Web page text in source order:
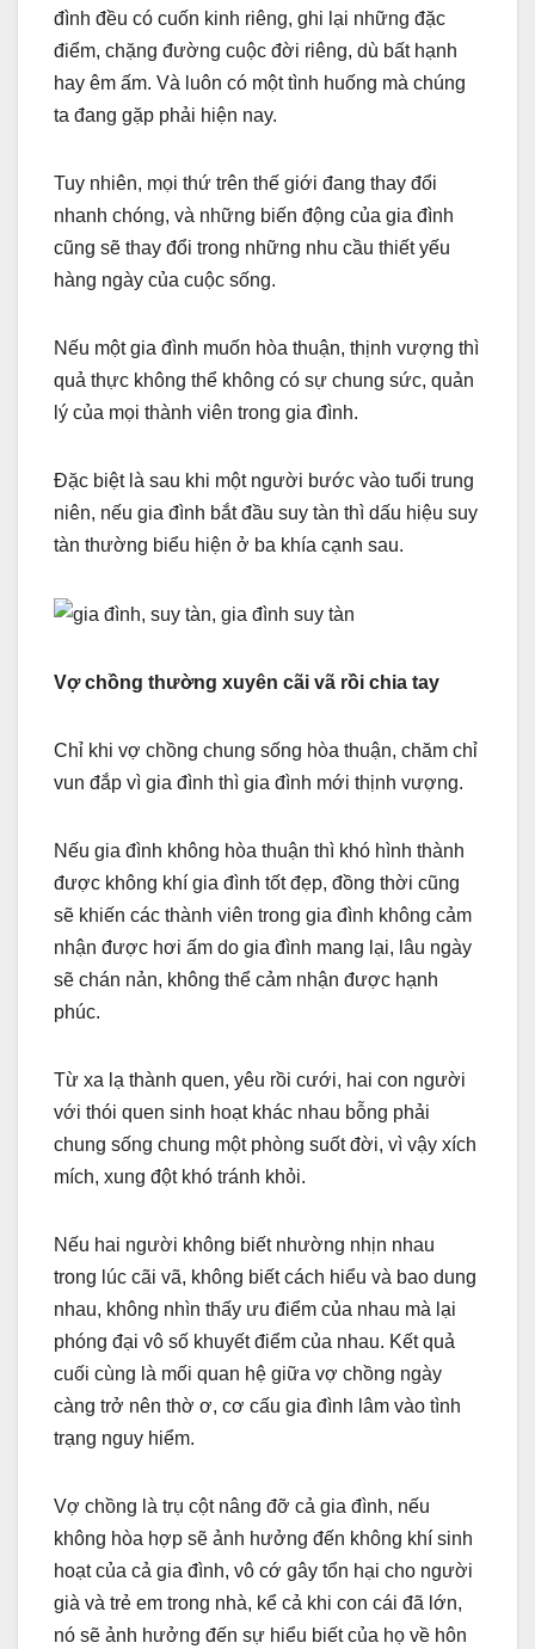
đình đều có cuốn kinh riêng, ghi lại những đặc
điểm, chặng đường cuộc đời riêng, dù bất hạnh
hay êm ấm. Và luôn có một tình huống mà chúng
ta đang gặp phải hiện nay.
Tuy nhiên, mọi thứ trên thế giới đang thay đổi
nhanh chóng, và những biến động của gia đình
cũng sẽ thay đổi trong những nhu cầu thiết yếu
hàng ngày của cuộc sống.
Nếu một gia đình muốn hòa thuận, thịnh vượng thì
quả thực không thể không có sự chung sức, quản
lý của mọi thành viên trong gia đình.
Đặc biệt là sau khi một người bước vào tuổi trung
niên, nếu gia đình bắt đầu suy tàn thì dấu hiệu suy
tàn thường biểu hiện ở ba khía cạnh sau.
Vợ chồng thường xuyên cãi vã rồi chia tay
Chỉ khi vợ chồng chung sống hòa thuận, chăm chỉ
vun đắp vì gia đình thì gia đình mới thịnh vượng.
Nếu gia đình không hòa thuận thì khó hình thành
được không khí gia đình tốt đẹp, đồng thời cũng
sẽ khiến các thành viên trong gia đình không cảm
nhận được hơi ấm do gia đình mang lại, lâu ngày
sẽ chán nản, không thể cảm nhận được hạnh
phúc.
Từ xa lạ thành quen, yêu rồi cưới, hai con người
với thói quen sinh hoạt khác nhau bỗng phải
chung sống chung một phòng suốt đời, vì vậy xích
mích, xung đột khó tránh khỏi.
Nếu hai người không biết nhường nhịn nhau
trong lúc cãi vã, không biết cách hiểu và bao dung
nhau, không nhìn thấy ưu điểm của nhau mà lại
phóng đại vô số khuyết điểm của nhau. Kết quả
cuối cùng là mối quan hệ giữa vợ chồng ngày
càng trở nên thờ ơ, cơ cấu gia đình lâm vào tình
trạng nguy hiểm.
Vợ chồng là trụ cột nâng đỡ cả gia đình, nếu
không hòa hợp sẽ ảnh hưởng đến không khí sinh
hoạt của cả gia đình, vô cớ gây tổn hại cho người
già và trẻ em trong nhà, kể cả khi con cái đã lớn,
nó sẽ ảnh hưởng đến sự hiểu biết của họ về hôn